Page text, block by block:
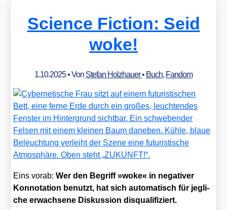
Science Fiction: Seid
woke!
1.10.2025• Von Stefan Holzhauer• Buch, Fandom
Eins vor­ab:Wer den Begriff »woke« in nega­ti­ver
Kon­no­ta­ti­on benutzt, hat sich auto­ma­tisch für jeg­li­
che erwach­se­ne Dis­kus­si­on dis­qua­li­fi­ziert.